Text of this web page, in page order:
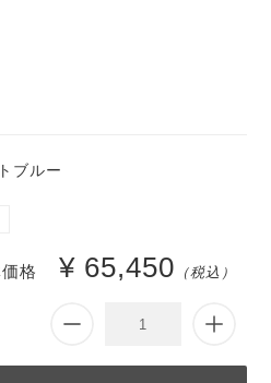
ブルー
格 ¥ 65,450 （税込）